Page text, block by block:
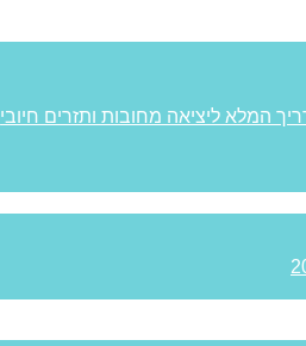
המלא ליציאה מחובות ותזרים חיובי